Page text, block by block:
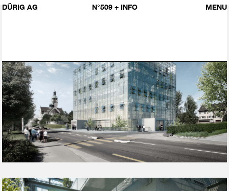
DÜRIG AG MENU
N°509 + INFO